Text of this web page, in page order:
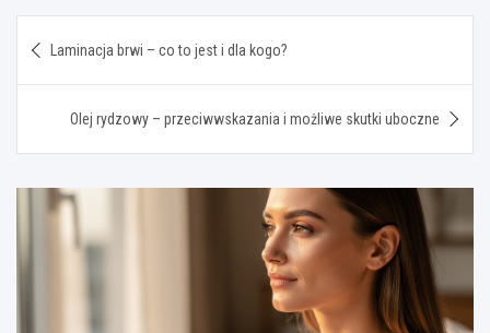
wpisu
Laminacja brwi – co to jest i dla kogo?
Olej rydzowy – przeciwwskazania i możliwe skutki uboczne